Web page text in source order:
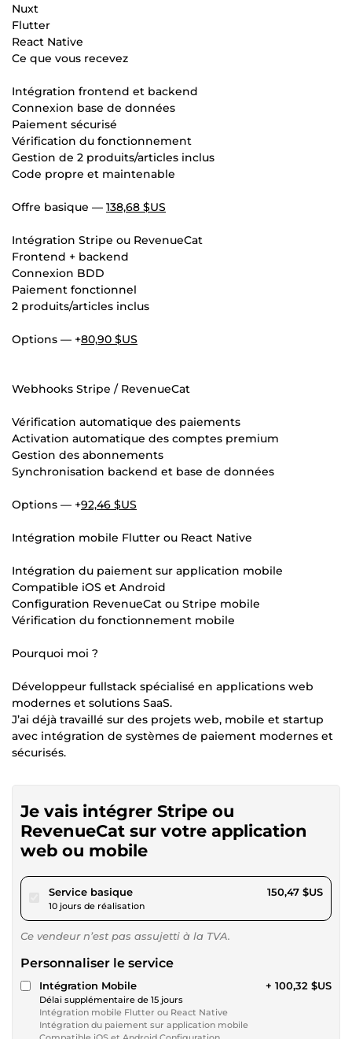
Nuxt
Flutter
React Native
Ce que vous recevez
Intégration frontend et backend
Connexion base de données
Paiement sécurisé
Vérification du fonctionnement
Gestion de 2 produits/articles inclus
Code propre et maintenable
Offre basique — 138,68 $US
Intégration Stripe ou RevenueCat
Frontend + backend
Connexion BDD
Paiement fonctionnel
2 produits/articles inclus
Options — +80,90 $US
Webhooks Stripe / RevenueCat
Vérification automatique des paiements
Activation automatique des comptes premium
Gestion des abonnements
Synchronisation backend et base de données
Options — +92,46 $US
Intégration mobile Flutter ou React Native
Intégration du paiement sur application mobile
Compatible iOS et Android
Configuration RevenueCat ou Stripe mobile
Vérification du fonctionnement mobile
Pourquoi moi ?
Développeur fullstack spécialisé en applications web
modernes et solutions SaaS.
J’ai déjà travaillé sur des projets web, mobile et startup
avec intégration de systèmes de paiement modernes et
sécurisés.
Je vais intégrer Stripe ou
RevenueCat sur votre application
web ou mobile
Service basiquepour 138,68 $US
10 jours de réalisation
150,47 $US
Ce vendeur n’est pas assujetti à la TVA.
Personnaliser le service
Intégration Mobile
Délai supplémentaire de 15 jours
Intégration mobile Flutter ou React Native
Intégration du paiement sur application mobile
+ 100,32 $US